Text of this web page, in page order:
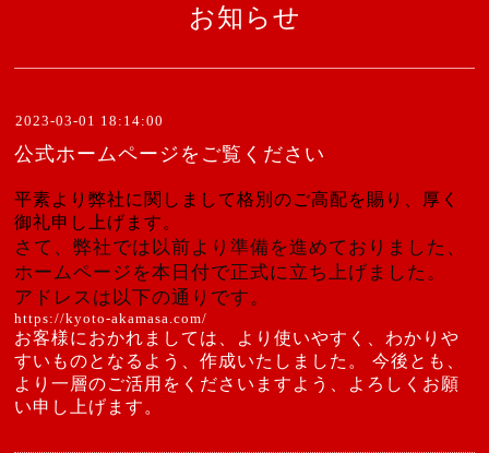
お知らせ
2023-03-01 18:14:00
公式ホームページをご覧ください
平素より弊社に関しまして格別のご高配を賜り、厚く
御礼申し上げます。
さて、弊社では以前より準備を進めておりました、
ホームページを本日付で正式に立ち上げました。
アドレスは以下の通りです。
https://kyoto-akamasa.com/
お客様におかれましては、より使いやすく、わかりや
すいものとなるよう、作成いたしました。 今後とも、
より一層のご活用をくださいますよう、よろしくお願
い申し上げます。